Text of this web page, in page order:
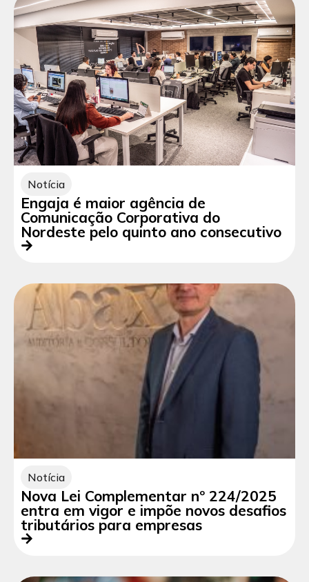
Notícia
Engaja é maior agência de
Comunicação Corporativa do
Nordeste pelo quinto ano consecutivo
Notícia
Nova Lei Complementar nº 224/2025
entra em vigor e impõe novos desafios
tributários para empresas